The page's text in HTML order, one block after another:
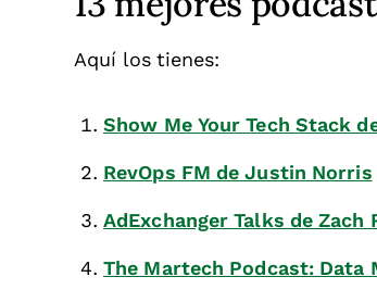
Aquí los tienes:
Show Me Your Tech Stack
RevOps FM de Justin Norris
AdExchanger Talks de Zach
The Martech Podcast: Data